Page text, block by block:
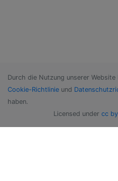
Durch die Nutzung unserer
Cookie-Richtlinie und
haben.
Licensed under cc